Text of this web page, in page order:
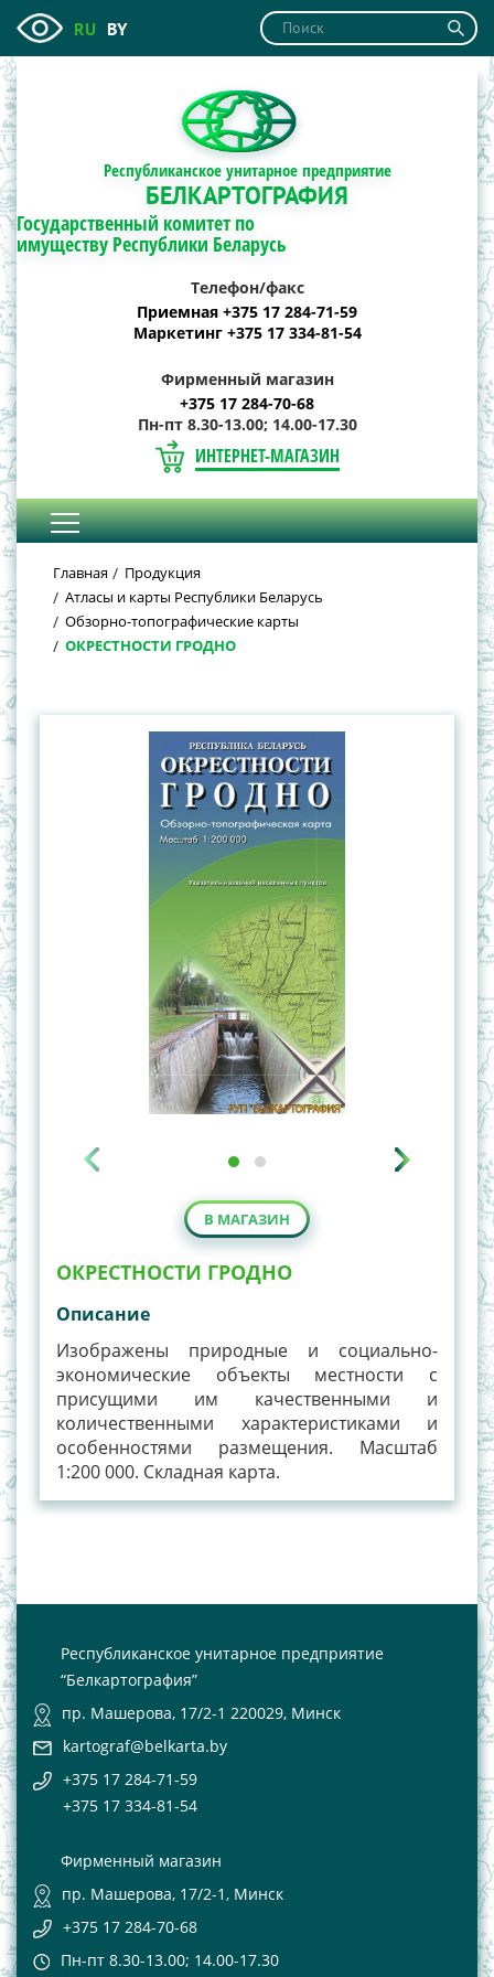
RU BY
Республиканское унитарное предприятие
БЕЛКАРТОГРАФИЯ
Государственный комитет по
имуществу Республики Беларусь
Телефон/факс
Приемная +375 17 284-71-59
Маркетинг +375 17 334-81-54
Фирменный магазин
+375 17 284-70-68
Пн-пт 8.30-13.00; 14.00-17.30
ИНТЕРНЕТ-МАГАЗИН
Главная
Продукция
Атласы и карты Республики Беларусь
Обзорно-топографические карты
ОКРЕСТНОСТИ ГРОДНО
В МАГАЗИН
ОКРЕСТНОСТИ ГРОДНО
Описание
Изображены природные и социально-
экономические объекты местности с
присущими им качественными и
количественными характеристиками и
особенностями размещения. Масштаб
1:200 000. Складная карта.
Республиканское унитарное предприятие
“Белкартография”
пр. Машерова, 17/2-1 220029, Минск
kartograf@belkarta.by
+375 17 284-71-59
+375 17 334-81-54
Фирменный магазин
пр. Машерова, 17/2-1, Минск
+375 17 284-70-68
Пн-пт 8.30-13.00; 14.00-17.30